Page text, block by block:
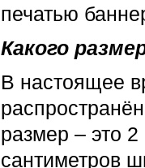
печатью
Какого
В настоящее
размер – это
сантиметров